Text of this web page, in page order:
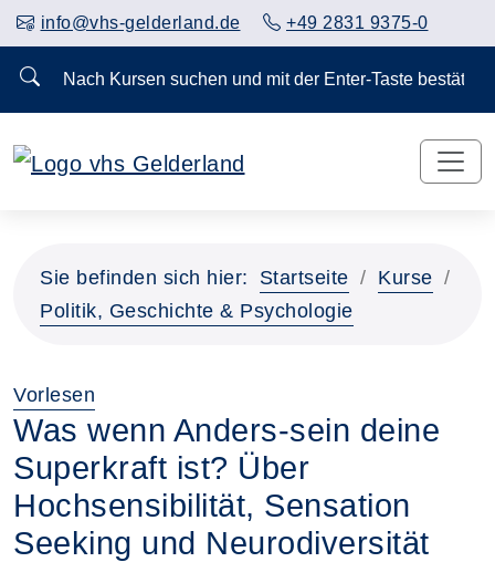
info@vhs-gelderland.de +49 2831 9375-0
Nach Kursen suchen und mit der Enter-Taste
Sie befinden sich hier: Startseite
Kurse
Politik, Geschichte & Psychologie
Vorlesen
Was wenn Anders-sein deine
Superkraft ist? Über
Hochsensibilität, Sensation
Seeking und Neurodiversität